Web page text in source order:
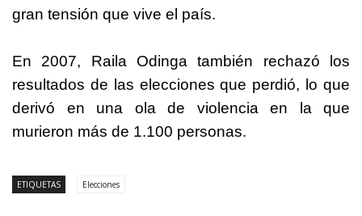
gran tensión que vive el país.
En 2007, Raila Odinga también rechazó los
resultados de las elecciones que perdió, lo que
derivó en una ola de violencia en la que
murieron más de 1.100 personas.
ETIQUETAS Elecciones